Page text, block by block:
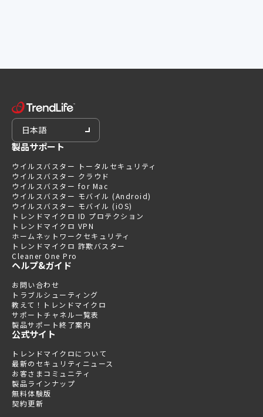
日本語
製品サポート
ウイルスバスター トータルセキュリティ
ウイルスバスター クラウド
ウイルスバスター for Mac
ウイルスバスター モバイル (Android)
ウイルスバスター モバイル (iOS)
トレンドマイクロ ID プロテクション
トレンドマイクロ VPN
ホームネットワークセキュリティ
トレンドマイクロ 詐欺バスター
Cleaner One Pro
ヘルプ&ガイド
お問い合わせ
トラブルシューティング
教えて！トレンドマイクロ
サポートチャネル一覧表
製品サポート終了案内
公式サイト
トレンドマイクロについて
最新のセキュリティニュース
お客さまコミュニティ
製品ラインナップ
無料体験版
契約更新